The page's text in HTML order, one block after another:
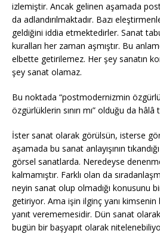
izlemiştir. Ancak gelinen aşamada
da adlandırılmaktadır. Bazı
geldiğini iddia etmektedirler. Sanat
kuralları her zaman aşmıştır. Bu
elbette getirilemez. Her şey sanatın
şey sanat olamaz.
Bu noktada “postmodernizmin
özgürlüklerin sınırı mı” olduğu da hâlâ
İster sanat olarak görülsün, isterse
aşamada bu sanat anlayışının
görsel sanatlarda. Neredeyse
kalmamıştır. Farklı olan da
neyin sanat olup olmadığı konusunu
getiriyor. Ama işin ilginç yanı
yanıt verememesidir. Dün sanat
bugün bir başyapıt olarak